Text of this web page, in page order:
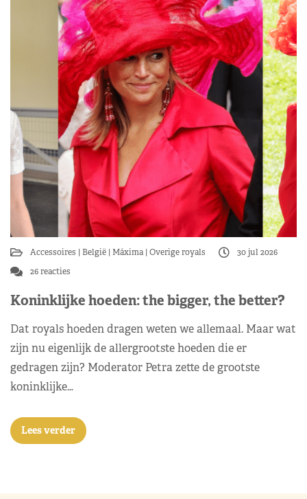
Accessoires België Máxima Overige royals
30 jul 2026
26 reacties
Koninklijke hoeden: the bigger, the better?
Dat royals hoeden dragen weten we allemaal. Maar wat
zijn nu eigenlijk de allergrootste hoeden die er
gedragen zijn? Moderator Petra zette de grootste
koninklijke…
Lees verder